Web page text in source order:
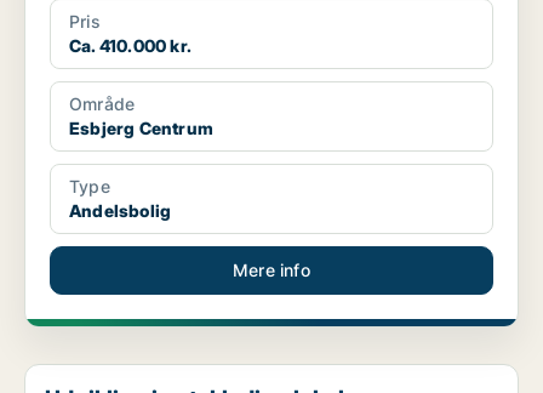
Pris
Ca. 410.000 kr.
Område
Esbjerg Centrum
Type
Andelsbolig
Mere info